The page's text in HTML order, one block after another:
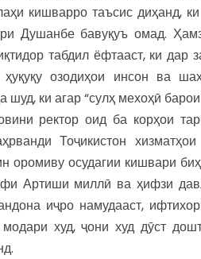
кишварро таъсис диҳанд,
Душанбе бавуқуъ омад.
табдил ёфтааст, ки
озодиҳои инсон ва
шуд, ки агар “сулҳ мехоҳӣ
ректор оид ба корҳои
Тоҷикистон
оромиву осудагии кишвари
Артиши миллӣ ва ҳифзи
иҷро намудааст,
худ, ҷони худ дӯст